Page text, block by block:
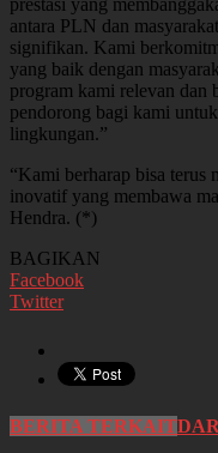
antara PLN dan
signifikan. Kami
yang baik dengan
program kami relevan dan
pendorong bagi kami
lingkungan.”
“Kami berharap bisa terus
inovatif yang membawa
Hendra. (*)
BAGIKAN
Facebook
Twitter
BERITA TERKAIT